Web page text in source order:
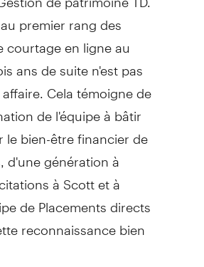
premier rang des
courtage en ligne au
ans de suite n'est pas
Cela témoigne de
de l'équipe à bâtir
bien-être financier de
d'une génération à
à Scott et à
de Placements directs
reconnaissance bien